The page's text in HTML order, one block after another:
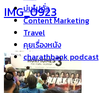
บ่นไปทั่ว
Content Marketing
Travel
คุยเรื่องหนัง
charathbank podcast
IMG_0923